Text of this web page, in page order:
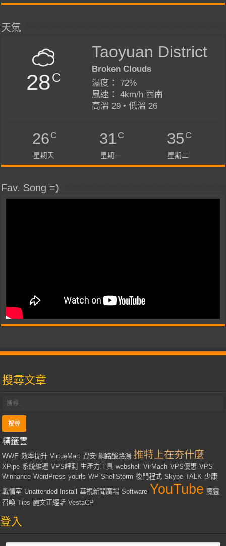
天氣
28C
Taoyuan District
Broken Clouds
濕度： 72%
風速： 4km/h 西南
高溫 29 • 低溫 26
26C
星期天
31C
星期一
35C
星期二
Fav. Song =)
搜尋文章
標籤雲
WWE 效率提升 VirtueMart 資安 網路酸路湯 推特上在夯什麼
XPipe 系統維運 VPS評測 生產力工具 webshell VirMach VPS優惠 VPS
Winhance WordPress yourls WP-ShellStorm 後門程式 Skype TALK 少康
戰情室 Unattended Install 華視新聞廣場 Software YouTube 魔靈
召喚 Tips 麗文正經話 VestaCP
登入